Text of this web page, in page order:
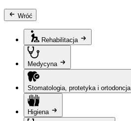
Wróć
Rehabilitacja
Medycyna
Stomatologia, protetyka i ortodoncja
Higiena